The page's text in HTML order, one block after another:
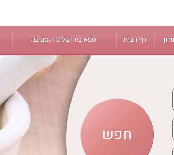
דף הבית ספא בירושלים והסביבה
מעלה החמישה
נווה אילן